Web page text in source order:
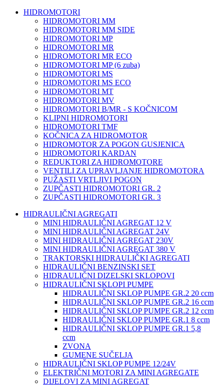
HIDROMOTORI
HIDROMOTORI MM
HIDROMOTORI MM SIDE
HIDROMOTORI MP
HIDROMOTORI MR
HIDROMOTORI MR ECO
HIDROMOTORI MP (6 zuba)
HIDROMOTORI MS
HIDROMOTORI MS ECO
HIDROMOTORI MT
HIDROMOTORI MV
HIDROMOTORI B/MR - S KOČNICOM
KLIPNI HIDROMOTORI
HIDROMOTORI TMF
KOČNICA ZA HIDROMOTOR
HIDROMOTOR ZA POGON GUSJENICA
HIDROMOTORI KARDAN
REDUKTORI ZA HIDROMOTORE
VENTILI ZA UPRAVLJANJE HIDROMOTORA
PUŽASTI VRTLJIVI POGON
ZUPČASTI HIDROMOTORI GR. 2
ZUPČASTI HIDROMOTORI GR. 3
HIDRAULIČNI AGREGATI
MINI HIDRAULIČNI AGREGAT 12 V
MINI HIDRAULIČNI AGREGAT 24V
MINI HIDRAULIČNI AGREGAT 230V
MINI HIDRAULIČNI AGREGAT 380 V
TRAKTORSKI HIDRAULIČKI AGREGATI
HIDRAULIČNI BENZINSKI SET
HIDRAULIČNI DIZELSKI SKLOPOVI
HIDRAULIČNI SKLOPI PUMPE
HIDRAULIČNI SKLOP PUMPE GR.2 20 ccm
HIDRAULIČNI SKLOP PUMPE GR.2 16 ccm
HIDRAULIČNI SKLOP PUMPE GR.2 12 ccm
HIDRAULIČNI SKLOP PUMPE GR.1 8 ccm
HIDRAULIČNI SKLOP PUMPE GR.1 5,8
ccm
ZVONA
GUMENE SUČELJA
HIDRAULIČNI SKLOP PUMPE 12/24V
ELEKTRIČNI MOTORI ZA MINI AGREGATE
DIJELOVI ZA MINI AGREGAT